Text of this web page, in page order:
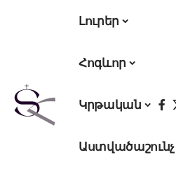
Լուրեր
Հոգևոր
Կրթական
Աստվածաշունչ